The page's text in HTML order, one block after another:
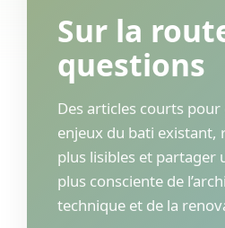
Sur la
questions
Des articles courts
enjeux du bati existant,
plus lisibles et partager
plus consciente de
technique et de la